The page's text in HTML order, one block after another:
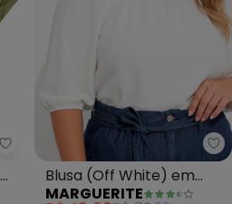
Malwee - Blusa Ampla Floral
Blusa (Off White) em
Malha Anarruga
MARGUERITE